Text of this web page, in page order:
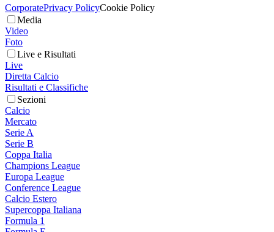
CorporatePrivacy PolicyCookie Policy
Media
Video
Foto
Live e Risultati
Live
Diretta Calcio
Risultati e Classifiche
Sezioni
Calcio
Mercato
Serie A
Serie B
Coppa Italia
Champions League
Europa League
Conference League
Calcio Estero
Supercoppa Italiana
Formula 1